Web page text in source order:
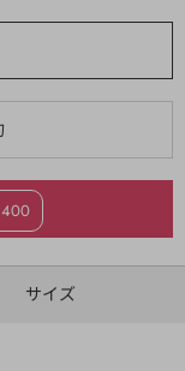
400
サイズ